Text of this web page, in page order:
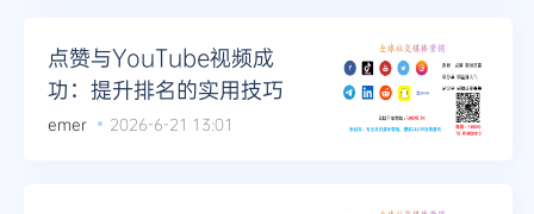
点赞与YouTube视频成
功：提升排名的实用技巧
emer 2026-6-21 13:01